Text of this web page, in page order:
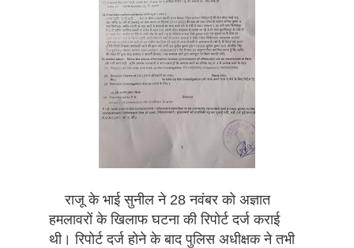
राजू के भाई सुनील ने 28 नवंबर को अज्ञात
हमलावरों के खिलाफ घटना की रिपोर्ट दर्ज कराई
थी। रिपोर्ट दर्ज होने के बाद पुलिस अधीक्षक ने तभी